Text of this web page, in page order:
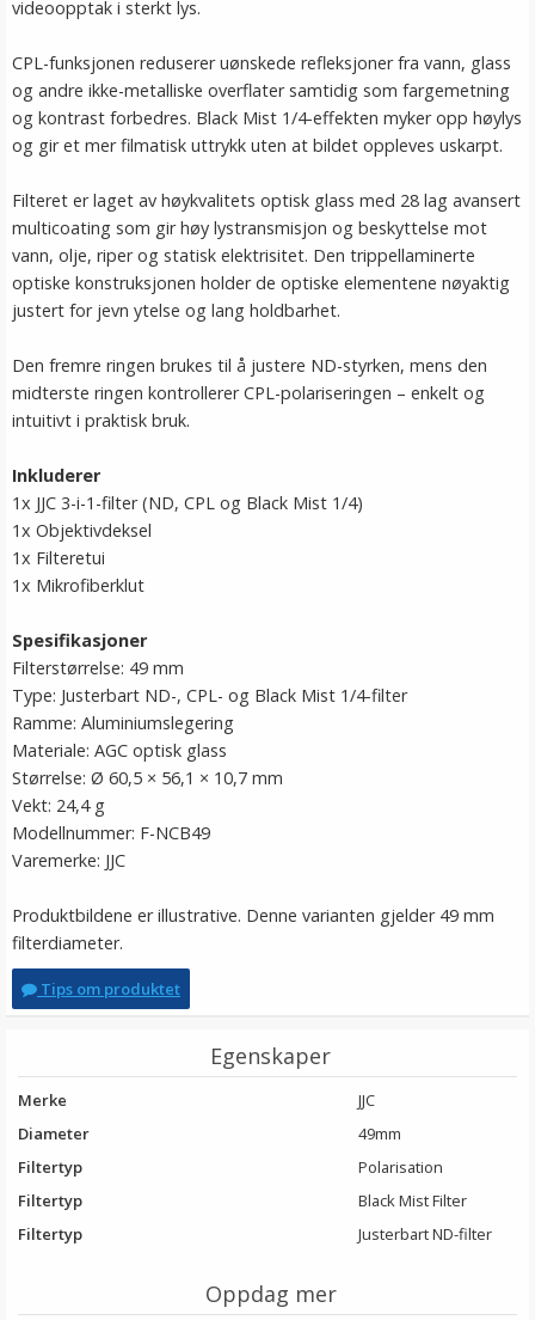
videoopptak i sterkt lys.
CPL-funksjonen reduserer uønskede refleksjoner fra vann, glass
og andre ikke-metalliske overflater samtidig som fargemetning
og kontrast forbedres. Black Mist 1/4-effekten myker opp høylys
og gir et mer filmatisk uttrykk uten at bildet oppleves uskarpt.
Filteret er laget av høykvalitets optisk glass med 28 lag avansert
multicoating som gir høy lystransmisjon og beskyttelse mot
vann, olje, riper og statisk elektrisitet. Den trippellaminerte
optiske konstruksjonen holder de optiske elementene nøyaktig
justert for jevn ytelse og lang holdbarhet.
Den fremre ringen brukes til å justere ND-styrken, mens den
midterste ringen kontrollerer CPL-polariseringen – enkelt og
intuitivt i praktisk bruk.
Inkluderer
1x JJC 3-i-1-filter (ND, CPL og Black Mist 1/4)
1x Objektivdeksel
1x Filteretui
1x Mikrofiberklut
Spesifikasjoner
Filterstørrelse: 49 mm
Type: Justerbart ND-, CPL- og Black Mist 1/4-filter
Ramme: Aluminiumslegering
Materiale: AGC optisk glass
Størrelse: Ø 60,5 × 56,1 × 10,7 mm
Vekt: 24,4 g
Modellnummer: F-NCB49
Varemerke: JJC
Produktbildene er illustrative. Denne varianten gjelder 49 mm
filterdiameter.
Tips om produktet
Egenskaper
Merke
JJC
Diameter
49mm
Filtertyp
Polarisation
Filtertyp
Black Mist Filter
Filtertyp
Justerbart ND-filter
Oppdag mer